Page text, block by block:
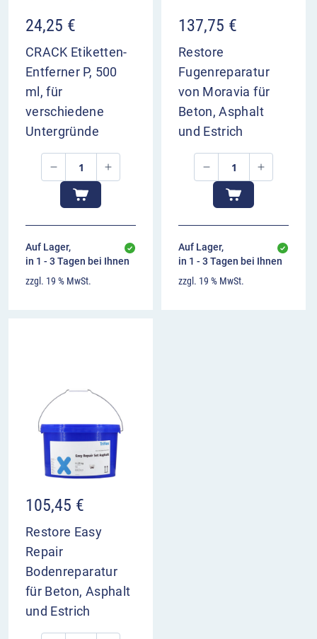
24,25 €
CRACK Etiketten-
Entferner P, 500
ml, für
verschiedene
Untergründe
Auf Lager,
in 1 - 3 Tagen bei Ihnen
zzgl. 19 % MwSt.
137,75 €
Restore
Fugenreparatur
von Moravia für
Beton, Asphalt
und Estrich
Auf Lager,
in 1 - 3 Tagen bei Ihnen
zzgl. 19 % MwSt.
105,45 €
Restore Easy
Repair
Bodenreparatur
für Beton, Asphalt
und Estrich